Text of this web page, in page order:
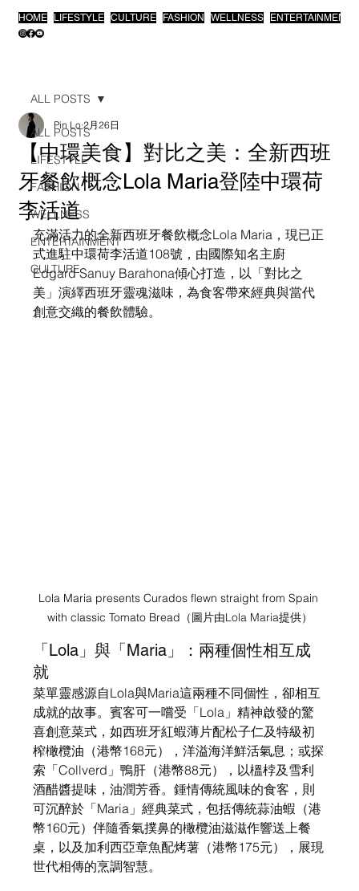
HOME LIFESTYLE CULTURE FASHION WELLNESS ENTERTAINMENT
ALL POSTS
LIFESTYLE
FASHION
WELLNESS
ENTERTAINMENT
CULTURE
ALL POSTS
【中環美食】對比之美：全新西班
牙餐飲概念Lola Maria登陸中環荷
李活道
Pin Lo 2月26日
充滿活力的全新西班牙餐飲概念Lola Maria，現已正
式進駐中環荷李活道108號，由國際知名主廚
Edgard Sanuy Barahona傾心打造，以「對比之
美」演繹西班牙靈魂滋味，為食客帶來經典與當代
創意交織的餐飲體驗。
Lola Maria presents Curados flewn straight from Spain
with classic Tomato Bread （圖片由Lola Maria提供）
「Lola」與「Maria」：兩種個性相互成
就
菜單靈感源自Lola與Maria這兩種不同個性，卻相互
成就的故事。賓客可一嚐受「Lola」精神啟發的驚
喜創意菜式，如西班牙紅蝦薄片配松子仁及特級初
榨橄欖油（港幣168元），洋溢海洋鮮活氣息；或探
索「Collverd」鴨肝（港幣88元），以榲桲及雪利
酒醋醬提味，油潤芳香。鍾情傳統風味的食客，則
可沉醉於「Maria」經典菜式，包括傳統蒜油蝦（港
幣160元）伴隨香氣撲鼻的橄欖油滋滋作響送上餐
桌，以及加利西亞章魚配烤薯（港幣175元），展現
世代相傳的烹調智慧。